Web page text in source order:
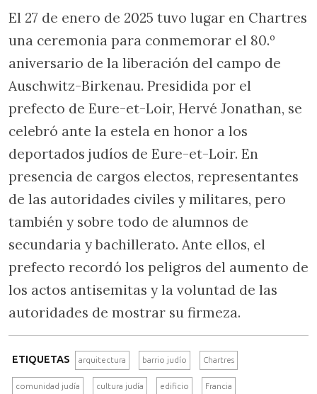
El 27 de enero de 2025 tuvo lugar en Chartres
una ceremonia para conmemorar el 80.º
aniversario de la liberación del campo de
Auschwitz-Birkenau. Presidida por el
prefecto de Eure-et-Loir, Hervé Jonathan, se
celebró ante la estela en honor a los
deportados judíos de Eure-et-Loir. En
presencia de cargos electos, representantes
de las autoridades civiles y militares, pero
también y sobre todo de alumnos de
secundaria y bachillerato. Ante ellos, el
prefecto recordó los peligros del aumento de
los actos antisemitas y la voluntad de las
autoridades de mostrar su firmeza.
ETIQUETAS arquitectura barrio judío Chartres
comunidad judía cultura judía edificio Francia